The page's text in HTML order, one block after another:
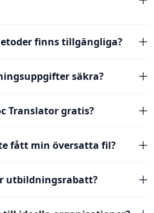
finns tillgängliga?
säkra?
Translator gratis?
fått min översatta fil?
utbildningsrabatt?